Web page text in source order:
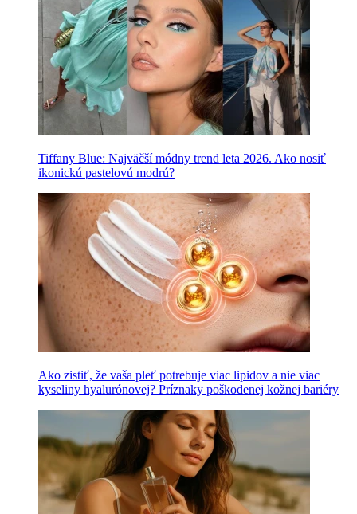
Tiffany Blue: Najväčší módny trend leta 2026. Ako nosiť
ikonickú pastelovú modrú?
Ako zistiť, že vaša pleť potrebuje viac lipidov a nie viac
kyseliny hyalurónovej? Príznaky poškodenej kožnej bariéry